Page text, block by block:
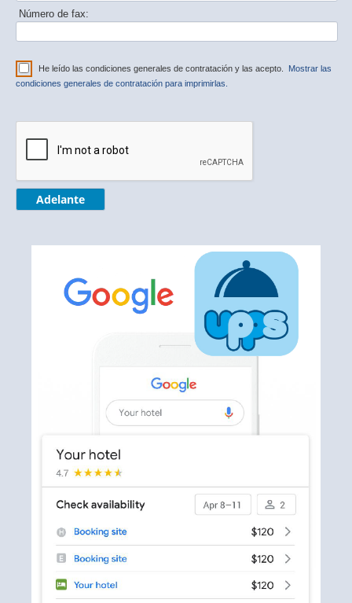
Número de fax:
He leído las condiciones generales de contratación y las acepto. Mostrar las
condiciones generales de contratación para imprimirlas.